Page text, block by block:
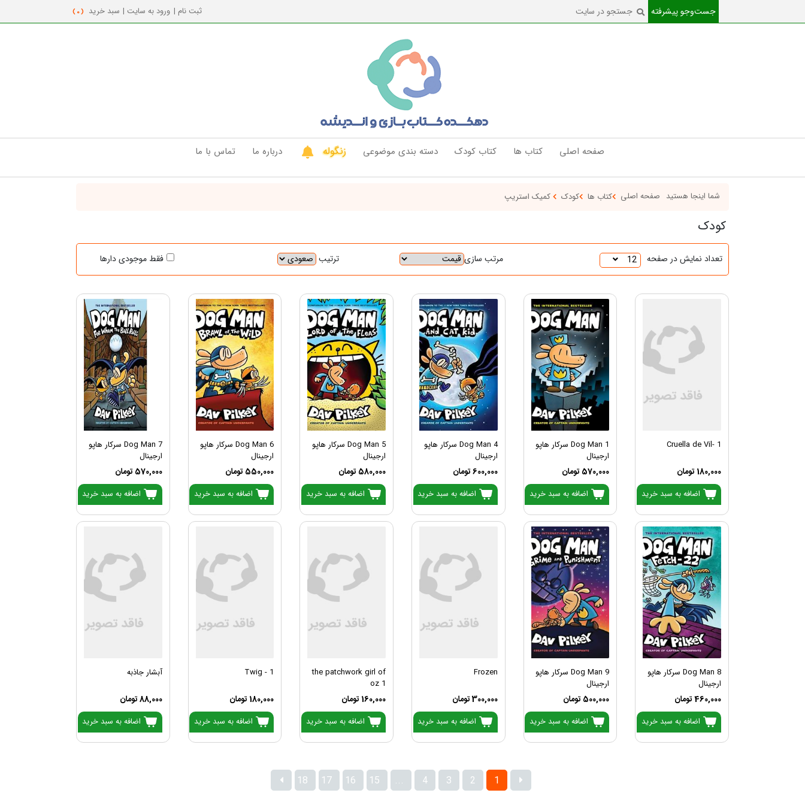
جست‌و‌جو پیشرفته ثبت نام | ورود به سایت | سبد خرید ( 0 )
صفحه اصلی کتاب ها کتاب کودک دسته بندی موضوعی زنگوله درباره ما تماس با ما
شما اینجا هستید صفحه اصلی کتاب ها کودک کمیک استریپ
کودک
12 تعداد نمایش در صفحه مرتب سازی ترتیب فقط موجودی دارها
Cruella de Vil- 1
180,000 تومان
اضافه به سبد خرید
Dog Man 1 سرکار هاپو
ارجینال
570,000 تومان
اضافه به سبد خرید
Dog Man 4 سرکار هاپو
ارجینال
600,000 تومان
اضافه به سبد خرید
Dog Man 5 سرکار هاپو
ارجینال
580,000 تومان
اضافه به سبد خرید
Dog Man 6 سرکار هاپو
ارجینال
550,000 تومان
اضافه به سبد خرید
Dog Man 7 سرکار هاپو
ارجینال
570,000 تومان
اضافه به سبد خرید
Dog Man 8 سرکار هاپو
ارجینال
460,000 تومان
اضافه به سبد خرید
Dog Man 9 سرکار هاپو
ارجینال
500,000 تومان
اضافه به سبد خرید
Frozen
300,000 تومان
اضافه به سبد خرید
the patchwork girl of
oz 1
160,000 تومان
اضافه به سبد خرید
Twig - 1
180,000 تومان
اضافه به سبد خرید
آبشار جاذبه
88,000 تومان
اضافه به سبد خرید
1
2
3
4
...
15
16
17
18